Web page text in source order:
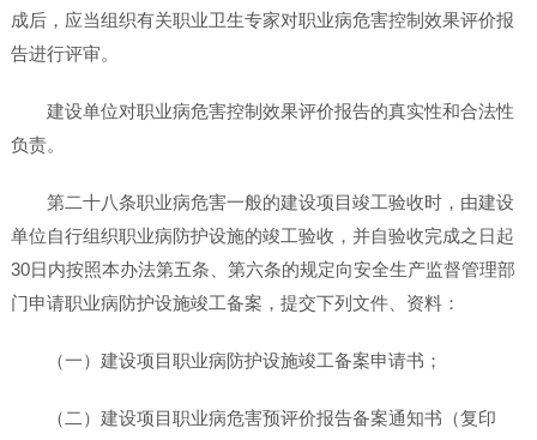
成后，应当组织有关职业卫生专家对职业病危害控制效果评价报
告进行评审。
建设单位对职业病危害控制效果评价报告的真实性和合法性
负责。
第二十八条职业病危害一般的建设项目竣工验收时，由建设
单位自行组织职业病防护设施的竣工验收，并自验收完成之日起
30日内按照本办法第五条、第六条的规定向安全生产监督管理部
门申请职业病防护设施竣工备案，提交下列文件、资料：
（一）建设项目职业病防护设施竣工备案申请书；
（二）建设项目职业病危害预评价报告备案通知书（复印